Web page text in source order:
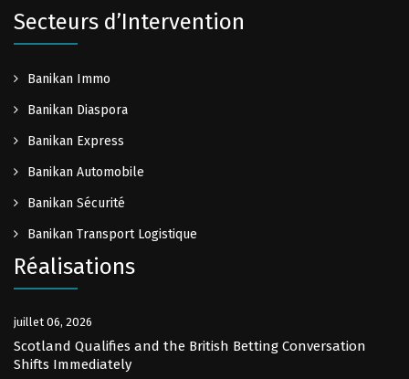
Secteurs d’Intervention
Banikan Immo
Banikan Diaspora
Banikan Express
Banikan Automobile
Banikan Sécurité
Banikan Transport Logistique
Réalisations
juillet 06, 2026
Scotland Qualifies and the British Betting Conversation
Shifts Immediately